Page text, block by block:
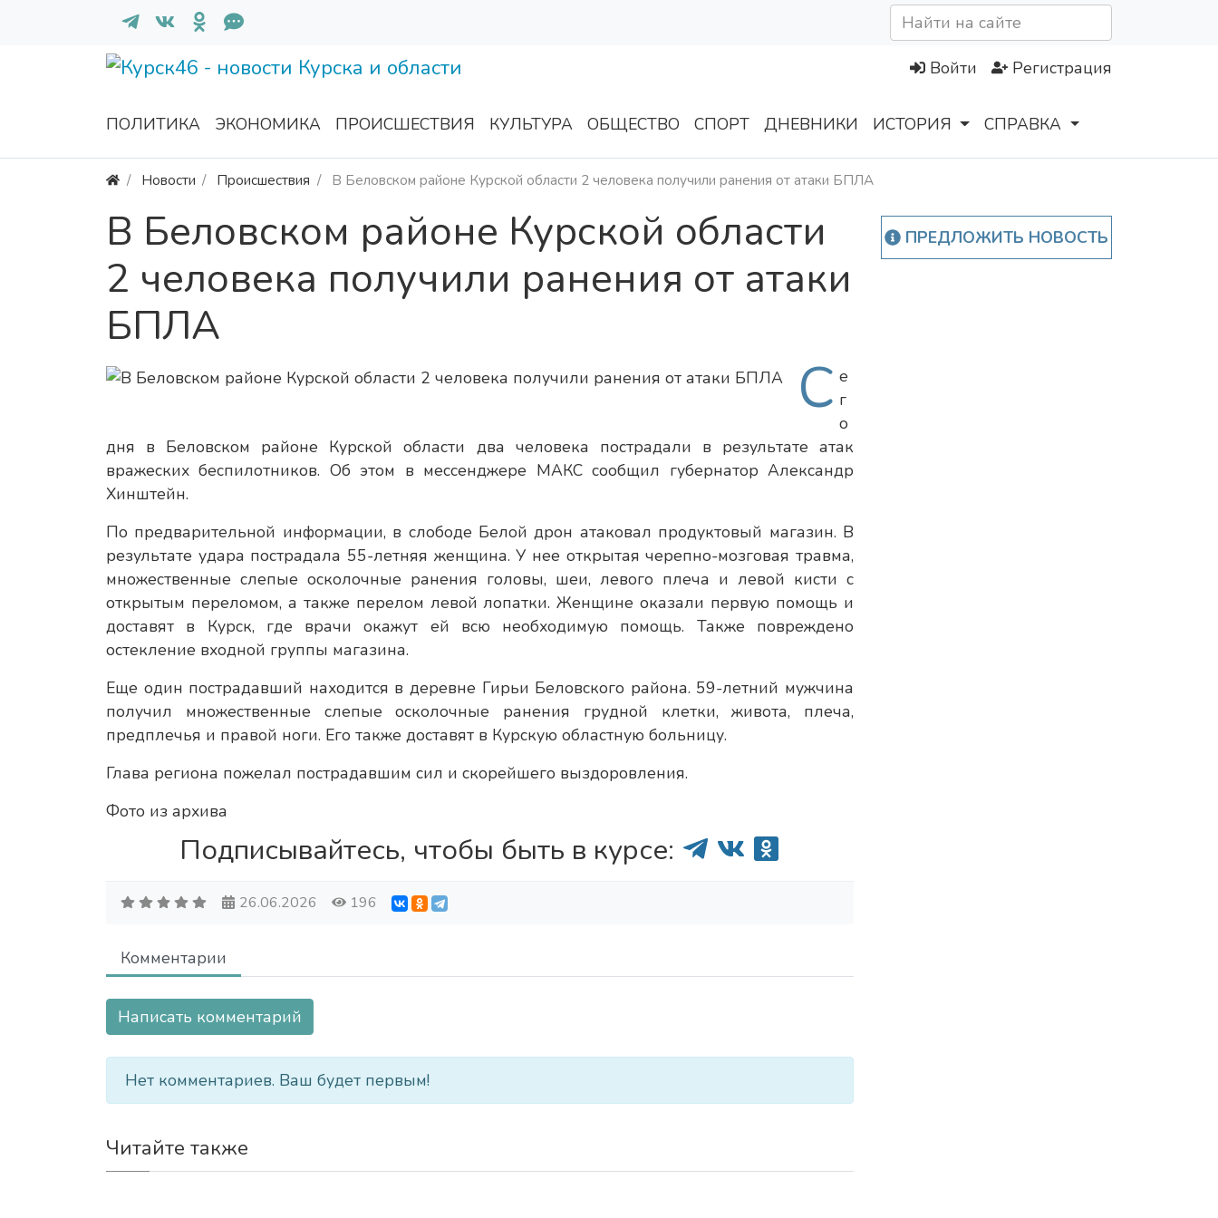
Войти Регистрация
ПОЛИТИКА ЭКОНОМИКА ПРОИСШЕСТВИЯ КУЛЬТУРА ОБЩЕСТВО СПОРТ ДНЕВНИКИ ИСТОРИЯ СПРАВКА
Новости Происшествия В Беловском районе Курской области 2 человека получили ранения от атаки БПЛА
В Беловском районе Курской области
2 человека получили ранения от атаки
БПЛА
С е
г
о
дня в Беловском районе Курской области два человека пострадали в результате атак
вражеских беспилотников. Об этом в мессенджере МАКС сообщил губернатор Александр
Хинштейн.
По предварительной информации, в слободе Белой дрон атаковал продуктовый магазин. В
результате удара пострадала 55-летняя женщина. У нее открытая черепно-мозговая травма,
множественные слепые осколочные ранения головы, шеи, левого плеча и левой кисти с
открытым переломом, а также перелом левой лопатки. Женщине оказали первую помощь и
доставят в Курск, где врачи окажут ей всю необходимую помощь. Также повреждено
остекление входной группы магазина.
Еще один пострадавший находится в деревне Гирьи Беловского района. 59-летний мужчина
получил множественные слепые осколочные ранения грудной клетки, живота, плеча,
предплечья и правой ноги. Его также доставят в Курскую областную больницу.
Глава региона пожелал пострадавшим сил и скорейшего выздоровления.
Фото из архива
Подписывайтесь, чтобы быть в курсе:
26.06.2026 196
Комментарии
Написать комментарий
Нет комментариев. Ваш будет первым!
Читайте также
ПРЕДЛОЖИТЬ НОВОСТЬ